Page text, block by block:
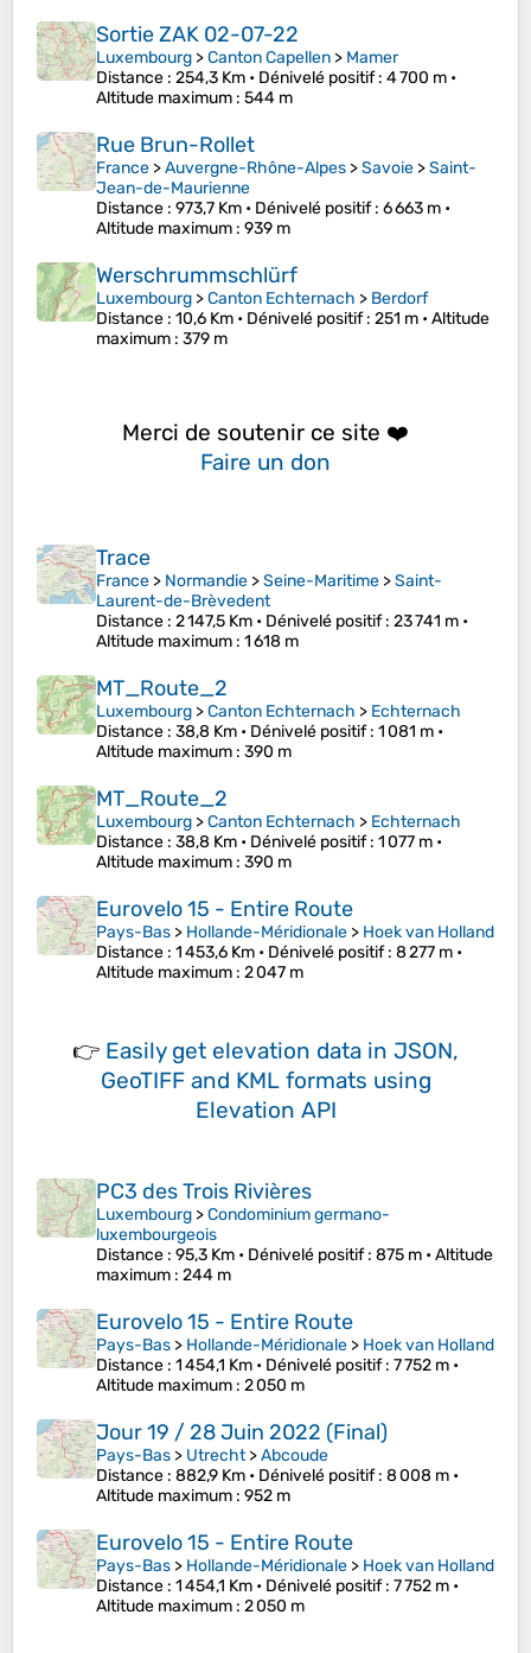
Sortie ZAK 02-07-22
Luxembourg >Canton Capellen > Mamer
Distance : 254,3 Km • Dénivelé positif: 4 700 m •
Altitude maximum : 544 m
Rue Brun-Rollet
France >Auvergne-Rhône-Alpes >Savoie >Saint-
Jean-de-Maurienne
Distance : 973,7 Km • Dénivelé positif: 6 663 m •
Altitude maximum : 939 m
Werschrummschlürf
Luxembourg >Canton Echternach > Berdorf
Distance : 10,6 Km • Dénivelé positif: 251 m •Altitude
maximum : 379 m
Merci de soutenir ce site ❤️
Faire un don
Trace
France > Normandie >Seine-Maritime >Saint-
Laurent-de-Brèvedent
Distance : 2 147,5 Km • Dénivelé positif: 23 741 m •
Altitude maximum : 1 618 m
MT_Route_2
Luxembourg >Canton Echternach > Echternach
Distance : 38,8 Km • Dénivelé positif: 1 081 m •
Altitude maximum : 390 m
MT_Route_2
Luxembourg >Canton Echternach > Echternach
Distance : 38,8 Km • Dénivelé positif: 1 077 m •
Altitude maximum : 390 m
Eurovelo 15 - Entire Route
Pays-Bas > Hollande-Méridionale > Hoek van Holland
Distance : 1 453,6 Km • Dénivelé positif: 8 277 m •
Altitude maximum : 2 047 m
👉 Easily get elevation data in JSON,
GeoTIFF and KML formats using
Elevation API
PC3 des Trois Rivières
Luxembourg >Condominium germano-
luxembourgeois
Distance : 95,3 Km • Dénivelé positif: 875 m •Altitude
maximum : 244 m
Eurovelo 15 - Entire Route
Pays-Bas > Hollande-Méridionale > Hoek van Holland
Distance : 1 454,1 Km • Dénivelé positif: 7 752 m •
Altitude maximum : 2 050 m
Jour 19 / 28 Juin 2022 (Final)
Pays-Bas > Utrecht>Abcoude
Distance : 882,9 Km • Dénivelé positif: 8 008 m •
Altitude maximum : 952 m
Eurovelo 15 - Entire Route
Pays-Bas > Hollande-Méridionale > Hoek van Holland
Distance : 1 454,1 Km • Dénivelé positif: 7 752 m •
Altitude maximum : 2 050 m